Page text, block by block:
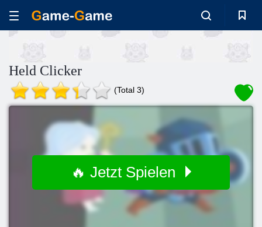
Held Clicker
(Total 3)
🔥 Jetzt Spielen